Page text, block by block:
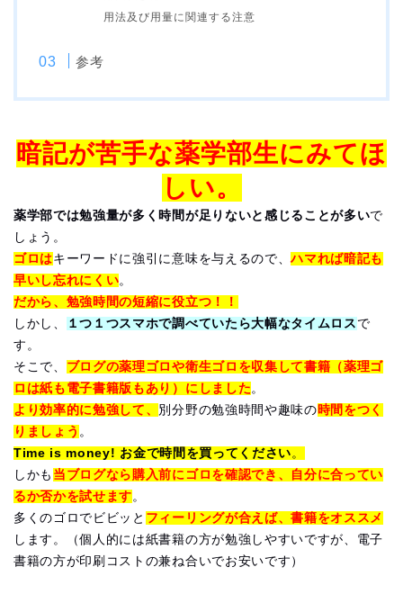
用法及び用量に関連する注意
参考
暗記が苦手な薬学部生にみてほ
しい。
薬学部では勉強量が多く時間が足りないと感じることが多いで
しょう。
ゴロはキーワードに強引に意味を与えるので、ハマれば暗記も
早いし忘れにくい。
だから、勉強時間の短縮に役立つ！！
しかし、
１つ１つスマホで調べていたら大幅なタイムロス で
す。
そこで、 ブログの薬理ゴロや衛生ゴロを収集して書籍（薬理ゴ
ロは紙も電子書籍版もあり）にしました。
より効率的に勉強して、 別分野の勉強時間や趣味の時間をつく
りましょう 。
Time is money! お金で時間を買ってください。
しかも 当ブログなら購入前にゴロを確認でき、自分に合ってい
るか否かを試せます。
多くのゴロでビビッと フィーリングが合えば、書籍をオススメ
します。（個人的には紙書籍の方が勉強しやすいですが、電子
書籍の方が印刷コストの兼ね合いでお安いです）